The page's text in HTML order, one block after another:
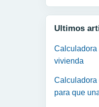
Ultimos
Calculadora
vivienda
Calculadora
para que